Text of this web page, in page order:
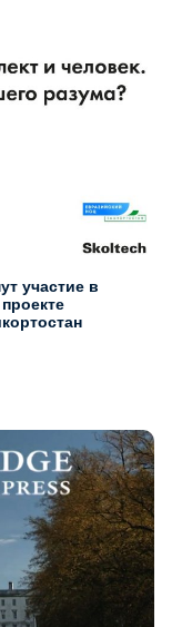
участие в